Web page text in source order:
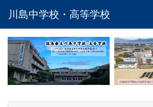
川島中学校・高等学校